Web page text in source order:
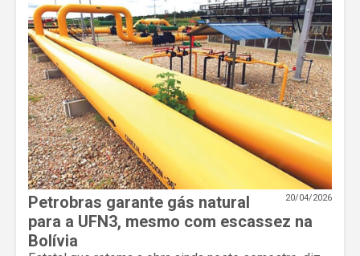
20/04/2026
Petrobras garante gás natural
para a UFN3, mesmo com escassez na
Bolívia